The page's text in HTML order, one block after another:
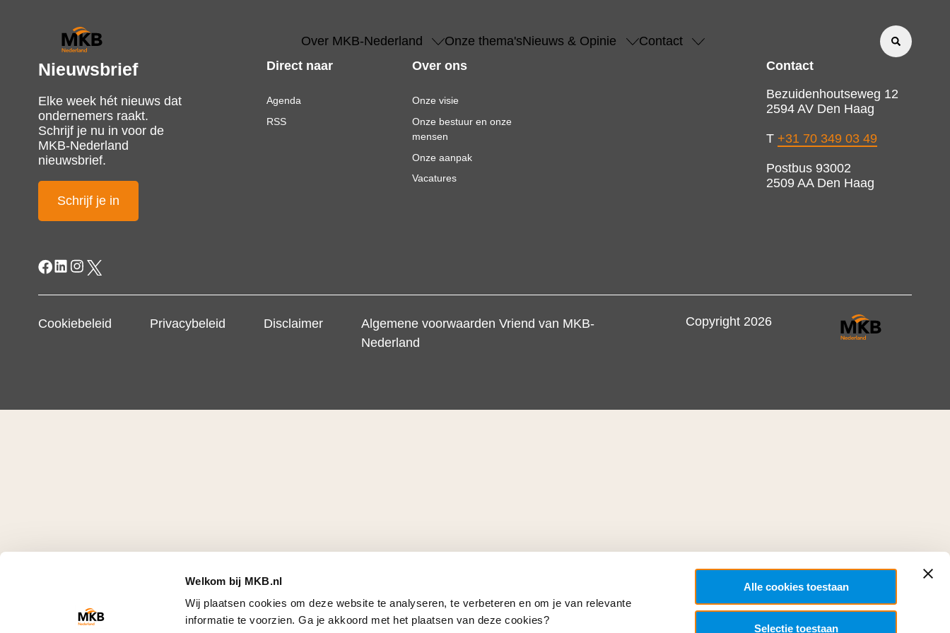
Welkom bij MKB.nl
Wij plaatsen cookies om deze website te analyseren, te verbeteren en om je van relevante
informatie te voorzien. Ga je akkoord met het plaatsen van deze cookies?
Alle cookies toestaan
Selectie toestaan
Over MKB-Nederland Onze thema'sNieuws & Opinie Contact
Nieuwsbrief
Elke week hét nieuws dat
ondernemers raakt.
Schrijf je nu in voor de
MKB-Nederland
nieuwsbrief.
Schrijf je in
Direct naar
Agenda
RSS
Over ons
Onze visie
Onze bestuur en onze
mensen
Onze aanpak
Vacatures
Contact
Bezuidenhoutseweg 12
2594 AV Den Haag
T +31 70 349 03 49
Postbus 93002
2509 AA Den Haag
Cookiebeleid Privacybeleid Disclaimer
Algemene voorwaarden Vriend van MKB-
Nederland
Copyright 2026